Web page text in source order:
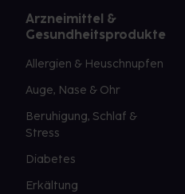
Arzneimittel &
Gesundheitsprodukte
Allergien & Heuschnupfen
Auge, Nase & Ohr
Beruhigung, Schlaf &
Stress
Diabetes
Erkältung